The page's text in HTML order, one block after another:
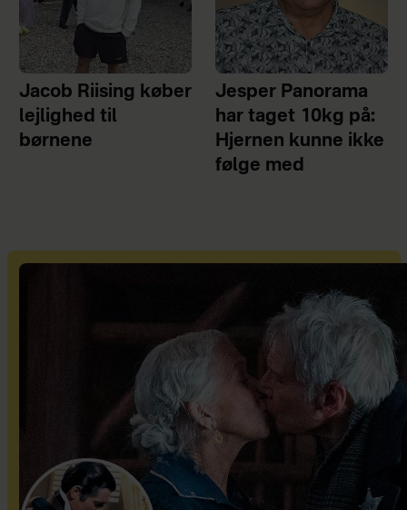
Jacob Riising køber
lejlighed til
børnene
Jesper Panorama
har taget 10kg på:
Hjernen kunne ikke
følge med